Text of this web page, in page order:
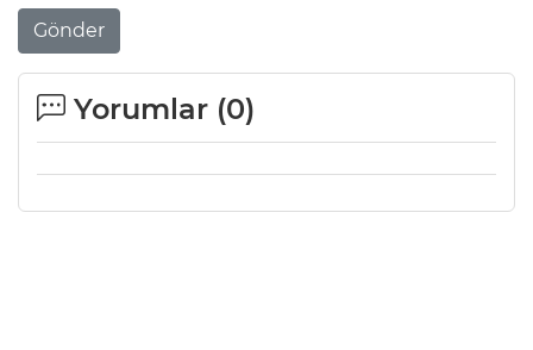
Gönder
Yorumlar (0)